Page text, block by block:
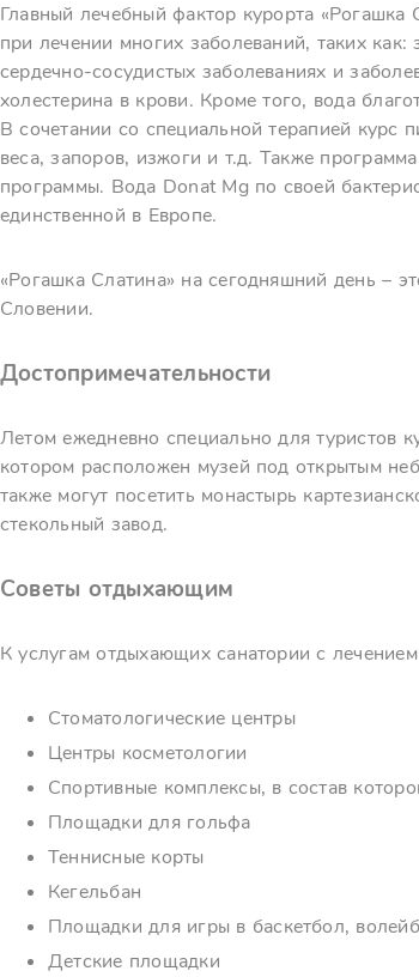
Главный лечебный фактор курорта
при лечении многих заболеваний, таких
сердечно-сосудистых заболеваниях и
холестерина в крови. Кроме того, вода
В сочетании со специальной терапией курс
веса, запоров, изжоги и т.д. Также
программы. Вода Donat Mg по своей
единственной в Европе.
«Рогашка Слатина» на сегодняшний день –
Словении.
Достопримечательности
Летом ежедневно специально для туристов
котором расположен музей под открытым
также могут посетить монастырь
стекольный завод.
Советы отдыхающим
К услугам отдыхающих санатории с
Стоматологические центры
Центры косметологии
Спортивные комплексы, в состав
Площадки для гольфа
Теннисные корты
Кегельбан
Площадки для игры в баскетбол,
Детские площадки